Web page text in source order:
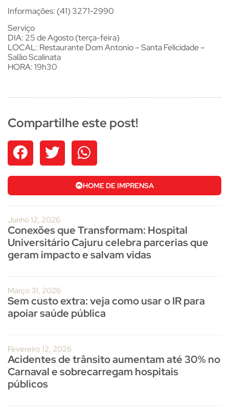
Informações: (41) 3271-2990
Serviço
DIA: 25 de Agosto (terça-feira)
LOCAL: Restaurante Dom Antonio – Santa Felicidade –
Salão Scalinata
HORA: 19h30
Compartilhe este post!
HOME DE IMPRENSA
Junho 12, 2026
Conexões que Transformam: Hospital
Universitário Cajuru celebra parcerias que
geram impacto e salvam vidas
Março 31, 2026
Sem custo extra: veja como usar o IR para
apoiar saúde pública
Fevereiro 12, 2026
Acidentes de trânsito aumentam até 30% no
Carnaval e sobrecarregam hospitais
públicos